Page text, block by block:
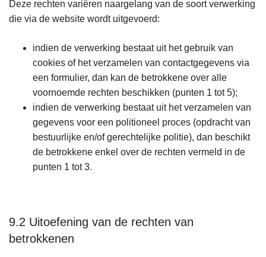
Deze rechten variëren naargelang van de soort verwerking
die via de website wordt uitgevoerd:
indien de verwerking bestaat uit het gebruik van
cookies of het verzamelen van contactgegevens via
een formulier, dan kan de betrokkene over alle
voornoemde rechten beschikken (punten 1 tot 5);
indien de verwerking bestaat uit het verzamelen van
gegevens voor een politioneel proces (opdracht van
bestuurlijke en/of gerechtelijke politie), dan beschikt
de betrokkene enkel over de rechten vermeld in de
punten 1 tot 3.
9.2 Uitoefening van de rechten van
betrokkenen